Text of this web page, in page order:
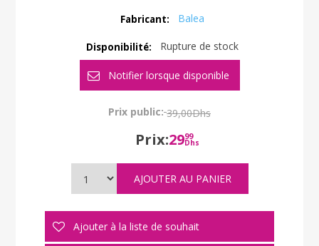
Fabricant: Balea
Disponibilité: Rupture de stock
Prix public: 39,00Dhs
Prix:2999
Dhs